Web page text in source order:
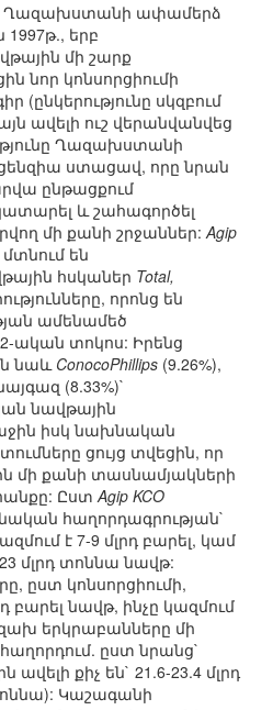
Ղազախստանի ափամերձ
1997թ., երբ
մի շարք
նոր կոնսորցիումի
սկզբում
ավելի ուշ վերանվանվեց
Ղազախստանի
ստացավ, որը նրան
ընթացքում
և շահագործել
մի քանի շրջաններ:Agip
մտնում են
հսկաներ Total,
որոնց են
ամենամեծ
ական տոկոս: Իրենց
նաև ConocoPhillips (9.26%),
(8.33%)`
նավթային
իսկ նախնական
ցույց տվեցին, որ
մի քանի տասնամյակների
ԸստAgip KCO
հաղորդագրության`
է 7-9 մլրդ բարել, կամ
մլրդ տոննա նավթ:
ըստ կոնսորցիումի,
բարել նավթ, ինչը կազմում
երկրաբանները մի
ըստ նրանց`
քիչ են` 21.6-23.4 մլրդ
Կաշագանի